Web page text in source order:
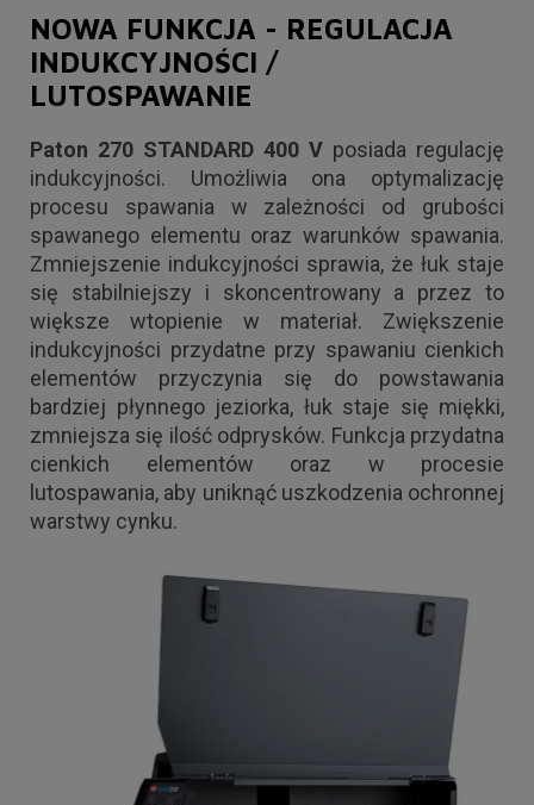
NOWA FUNKCJA - REGULACJA
INDUKCYJNOŚCI /
LUTOSPAWANIE
Paton 270 STANDARD 400 V posiada regulację
indukcyjności. Umożliwia ona optymalizację
procesu spawania w zależności od grubości
spawanego elementu oraz warunków spawania.
Zmniejszenie indukcyjności sprawia, że łuk staje
się stabilniejszy i skoncentrowany a przez to
większe wtopienie w materiał. Zwiększenie
indukcyjności przydatne przy spawaniu cienkich
elementów przyczynia się do powstawania
bardziej płynnego jeziorka, łuk staje się miękki,
zmniejsza się ilość odprysków. Funkcja przydatna
cienkich elementów oraz w procesie
lutospawania, aby uniknąć uszkodzenia ochronnej
warstwy cynku.